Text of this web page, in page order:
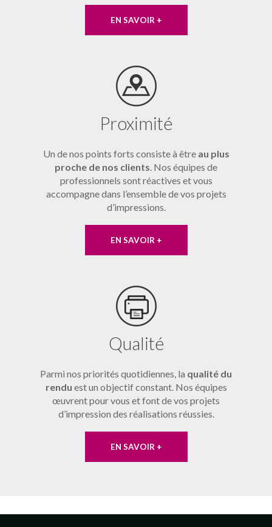
EN SAVOIR +
Proximité
Un de nos points forts consiste à êtreau plus
proche de nos clients. Nos équipes de
professionnels sont réactives et vous
accompagne dans l’ensemble de vos projets
d’impressions.
EN SAVOIR +
Qualité
Parmi nos priorités quotidiennes, la qualité du
rendu est un objectif constant. Nos équipes
œuvrent pour vous et font de vos projets
d’impression des réalisations réussies.
EN SAVOIR +